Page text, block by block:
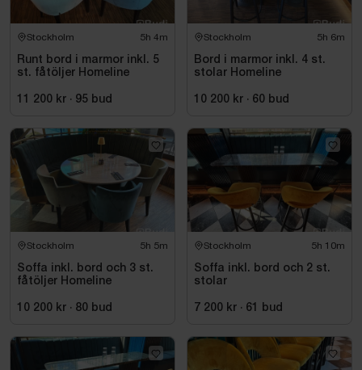
Stockholm 5h 4m
Runt bord i marmor inkl. 5
st. fåtöljer Homeline
11 200 kr · 95 bud
Stockholm 5h 6m
Bord i marmor inkl. 4 st.
stolar Homeline
10 200 kr · 60 bud
Stockholm 5h 5m
Soffa inkl. bord och 3 st.
fåtöljer Homeline
10 200 kr · 80 bud
Stockholm 5h 10m
Soffa inkl. bord och 2 st.
stolar
7 200 kr · 61 bud